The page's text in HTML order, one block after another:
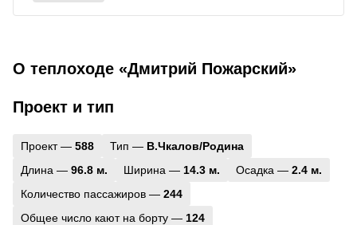
О теплоходе «Дмитрий Пожарский»
Проект и тип
Проект — 588 Тип — В.Чкалов/Родина
Длина — 96.8 м. Ширина — 14.3 м. Осадка — 2.4 м.
Количество пассажиров — 244
Общее число кают на борту — 124